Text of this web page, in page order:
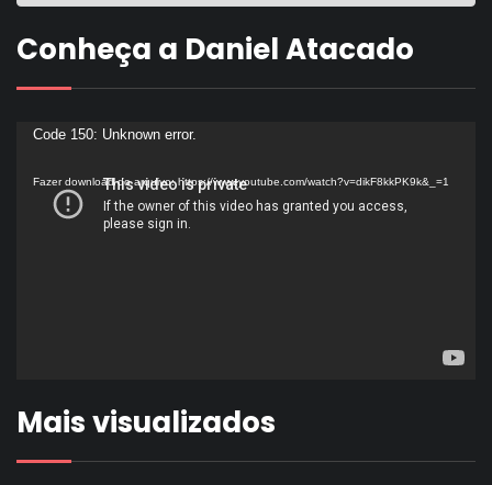
Conheça a Daniel Atacado
Tocador
vídeo
Code 150: Unknown error.
Fazer download do arquivo: https://www.youtube.com/watch?v=dikF8kkPK9k&_=1
Mais visualizados